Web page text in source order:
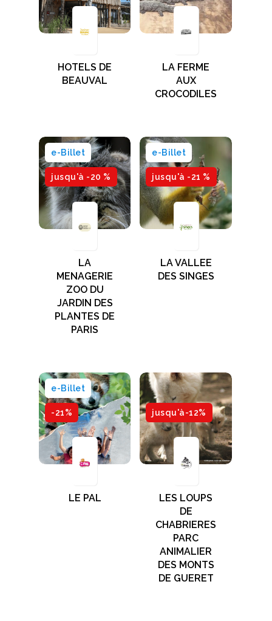
HOTELS DE
BEAUVAL
LA FERME
AUX
CROCODILES
jusqu'à -20 %
e-Billet
LA
MENAGERIE
ZOO DU
JARDIN DES
PLANTES DE
PARIS
jusqu'à -21 %
e-Billet
LA VALLEE
DES SINGES
-21%
e-Billet
LE PAL
jusqu'à-12%
LES LOUPS
DE
CHABRIERES
PARC
ANIMALIER
DES MONTS
DE GUERET